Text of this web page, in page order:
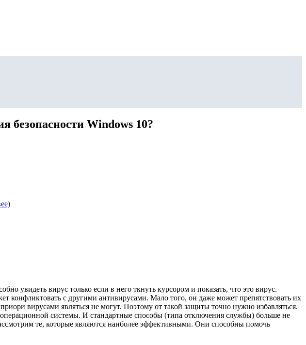
безопасности Windows 10?
увидеть вирус только если в него ткнуть курсором и показать, что это вирус.
конфликтовать с другими антивирусами. Мало того, он даже может препятствовать их
вирусами являться не могут. Поэтому от такой защиты точно нужно избавляться.
системы. И стандартные способы (типа отключения службы) больше не
те, которые являются наиболее эффективными. Они способны помочь